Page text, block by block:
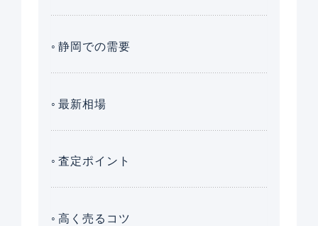
静岡での需要
最新相場
査定ポイント
高く売るコツ